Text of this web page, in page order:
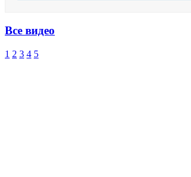
Все видео
1 2 3 4 5